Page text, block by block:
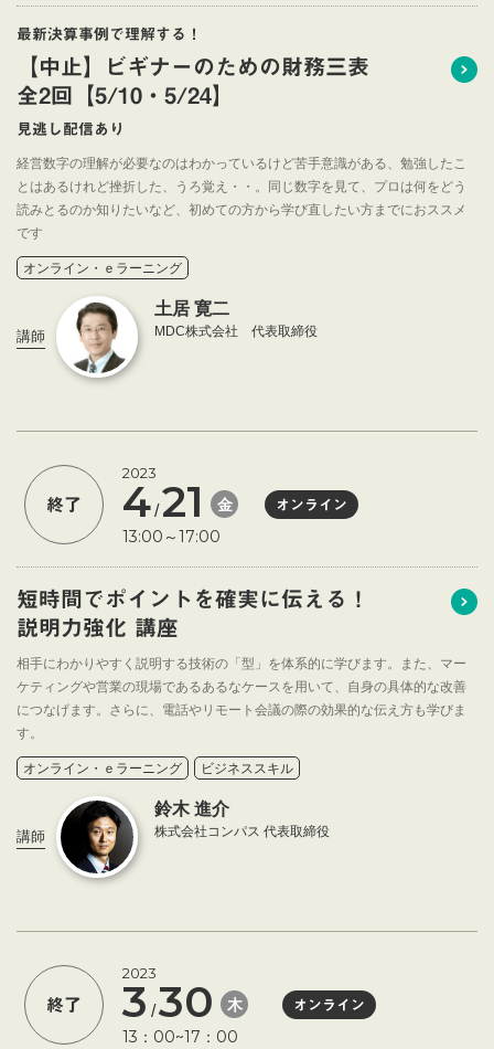
最新決算事例で理解する！
【中止】ビギナーのための財務三表
全2回【5/10・5/24】
見逃し配信あり
経営数字の理解が必要なのはわかっているけど苦手意識がある、勉強したこ
とはあるけれど挫折した、うろ覚え・・。同じ数字を見て、プロは何をどう
読みとるのか知りたいなど、初めての方から学び直したい方までにおススメ
です
オンライン・ｅラーニング
講師
土居 寛二
MDC株式会社 代表取締役
終了
2023
4/21 金
13:00～17:00
オンライン
短時間でポイントを確実に伝える！
説明力強化 講座
相手にわかりやすく説明する技術の「型」を体系的に学びます。また、マー
ケティングや営業の現場であるあるなケースを用いて、自身の具体的な改善
につなげます。さらに、電話やリモート会議の際の効果的な伝え方も学びま
す。
オンライン・ｅラーニング ビジネススキル
講師
鈴木 進介
株式会社コンパス 代表取締役
終了
2023
3 /30 木
13：00~17：00
オンライン